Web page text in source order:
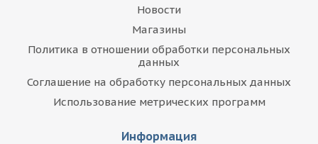
Новости
Магазины
Политика в отношении обработки персональных
данных
Соглашение на обработку персональных данных
Использование метрических программ
Информация